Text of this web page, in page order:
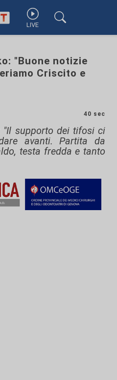
LIVE
"Buone notizie
Criscito e
40 sec
"Il supporto dei tifosi ci
avanti. Partita da
testa fredda e tanto